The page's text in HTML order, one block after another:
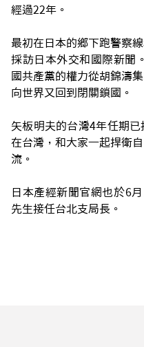
經過22年。
最初在日本的鄉下跑警察
採訪日本外交和國際新聞
國共產黨的權力從胡錦濤
向世界又回到閉關鎖國。
矢板明夫的台灣4年任期
在台灣，和大家一起捍衛
流。
日本產經新聞官網也於6
先生接任台北支局長。